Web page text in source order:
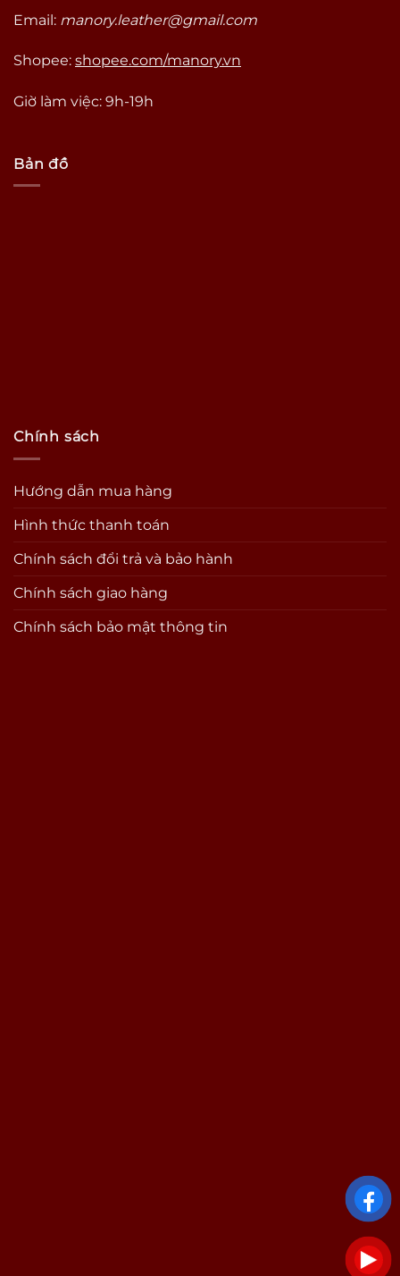
Email: manory.leather@gmail.com
Shopee: shopee.com/manory.vn
Giờ làm việc: 9h-19h
Bản đồ
Chính sách
Hướng dẫn mua hàng
Hình thức thanh toán
Chính sách đổi trả và bảo hành
Chính sách giao hàng
Chính sách bảo mật thông tin